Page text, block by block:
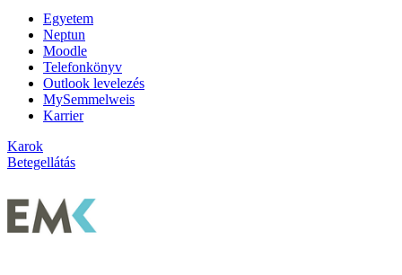
Egyetem
Neptun
Moodle
Telefonkönyv
Outlook levelezés
MySemmelweis
Karrier
Karok
Betegellátás